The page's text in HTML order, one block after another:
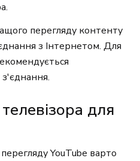
перегляду контенту
з Інтернетом. Для
для
YouTube варто